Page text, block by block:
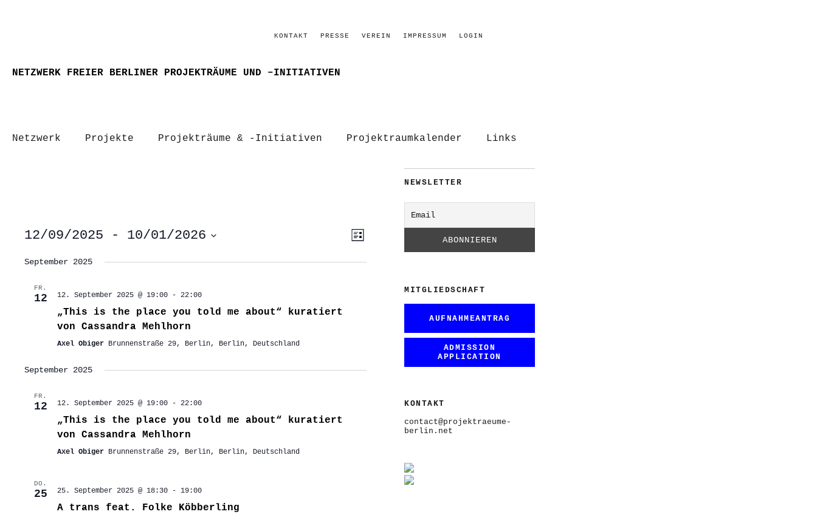
KONTAKT PRESSE VEREIN IMPRESSUM LOGIN
NETZWERK FREIER BERLINER PROJEKTRÄUME UND –INITIATIVEN
Netzwerk Projekte Projekträume & -Initiativen Projektraumkalender Links
ANSICHTEN-
NAVIGATION
VERANSTALTUNG
ANSICHTEN-
Liste
12/09/2025 - 10/01/2026
wählen.
September 2025
FR.
12 12. September 2025 @ 19:00- 22:00
„This is the place you told me about“ kuratiert
von Cassandra Mehlhorn
Axel Obiger Brunnenstraße 29, Berlin, Berlin, Deutschland
September 2025
FR.
12 12. September 2025 @ 19:00- 22:00
„This is the place you told me about“ kuratiert
von Cassandra Mehlhorn
Axel Obiger Brunnenstraße 29, Berlin, Berlin, Deutschland
DO.
25 25. September 2025 @ 18:30- 19:00
A trans feat. Folke Köbberling
NEWSLETTER
MITGLIEDSCHAFT
AUFNAHMEANTRAG
ADMISSION
APPLICATION
KONTAKT
contact@projektraeume-
berlin.net